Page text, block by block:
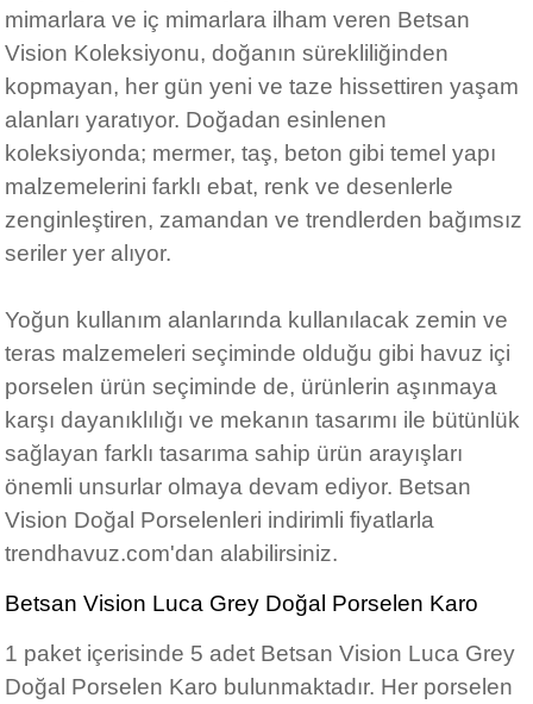
mimarlara ve iç mimarlara ilham veren Betsan
Vision Koleksiyonu, doğanın sürekliliğinden
kopmayan, her gün yeni ve taze hissettiren yaşam
alanları yaratıyor. Doğadan esinlenen
koleksiyonda; mermer, taş, beton gibi temel yapı
malzemelerini farklı ebat, renk ve desenlerle
zenginleştiren, zamandan ve trendlerden bağımsız
seriler yer alıyor.
Yoğun kullanım alanlarında kullanılacak zemin ve
teras malzemeleri seçiminde olduğu gibi havuz içi
porselen ürün seçiminde de, ürünlerin aşınmaya
karşı dayanıklılığı ve mekanın tasarımı ile bütünlük
sağlayan farklı tasarıma sahip ürün arayışları
önemli unsurlar olmaya devam ediyor. Betsan
Vision Doğal Porselenleri indirimli fiyatlarla
trendhavuz.com'dan alabilirsiniz.
Betsan Vision Luca Grey Doğal Porselen Karo
1 paket içerisinde 5 adet Betsan Vision Luca Grey
Doğal Porselen Karo bulunmaktadır. Her porselen